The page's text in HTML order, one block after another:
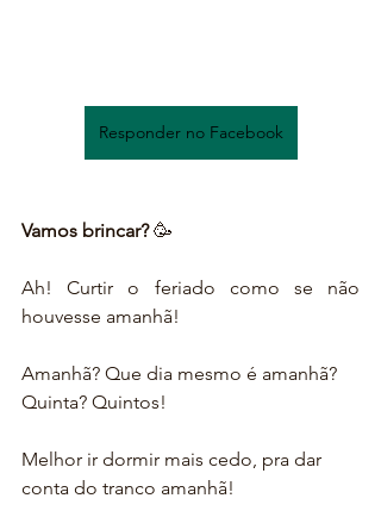
Responder no Facebook
Vamos brincar? 🥳
Ah! Curtir o feriado como se não
houvesse amanhã!
Amanhã? Que dia mesmo é amanhã?
Quinta? Quintos!
Melhor ir dormir mais cedo, pra dar
conta do tranco amanhã!